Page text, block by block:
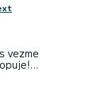
vezme